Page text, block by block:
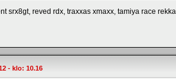
srx8gt, reved rdx, traxxas xmaxx, tamiya race rekka,
- klo: 10.16